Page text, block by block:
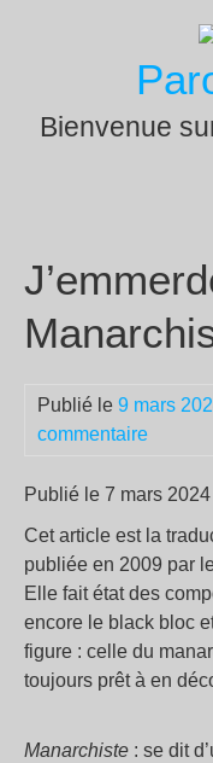
Bienvenue
Publié le 9 mars
commentaire
Publié le 7 mars 2024
Cet article est la
publiée en 2009 par
Elle fait état des
encore le black bloc
figure : celle du
toujours prêt à en
Manarchiste : se dit